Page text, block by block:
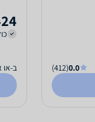
0.0
(412)
ב-או